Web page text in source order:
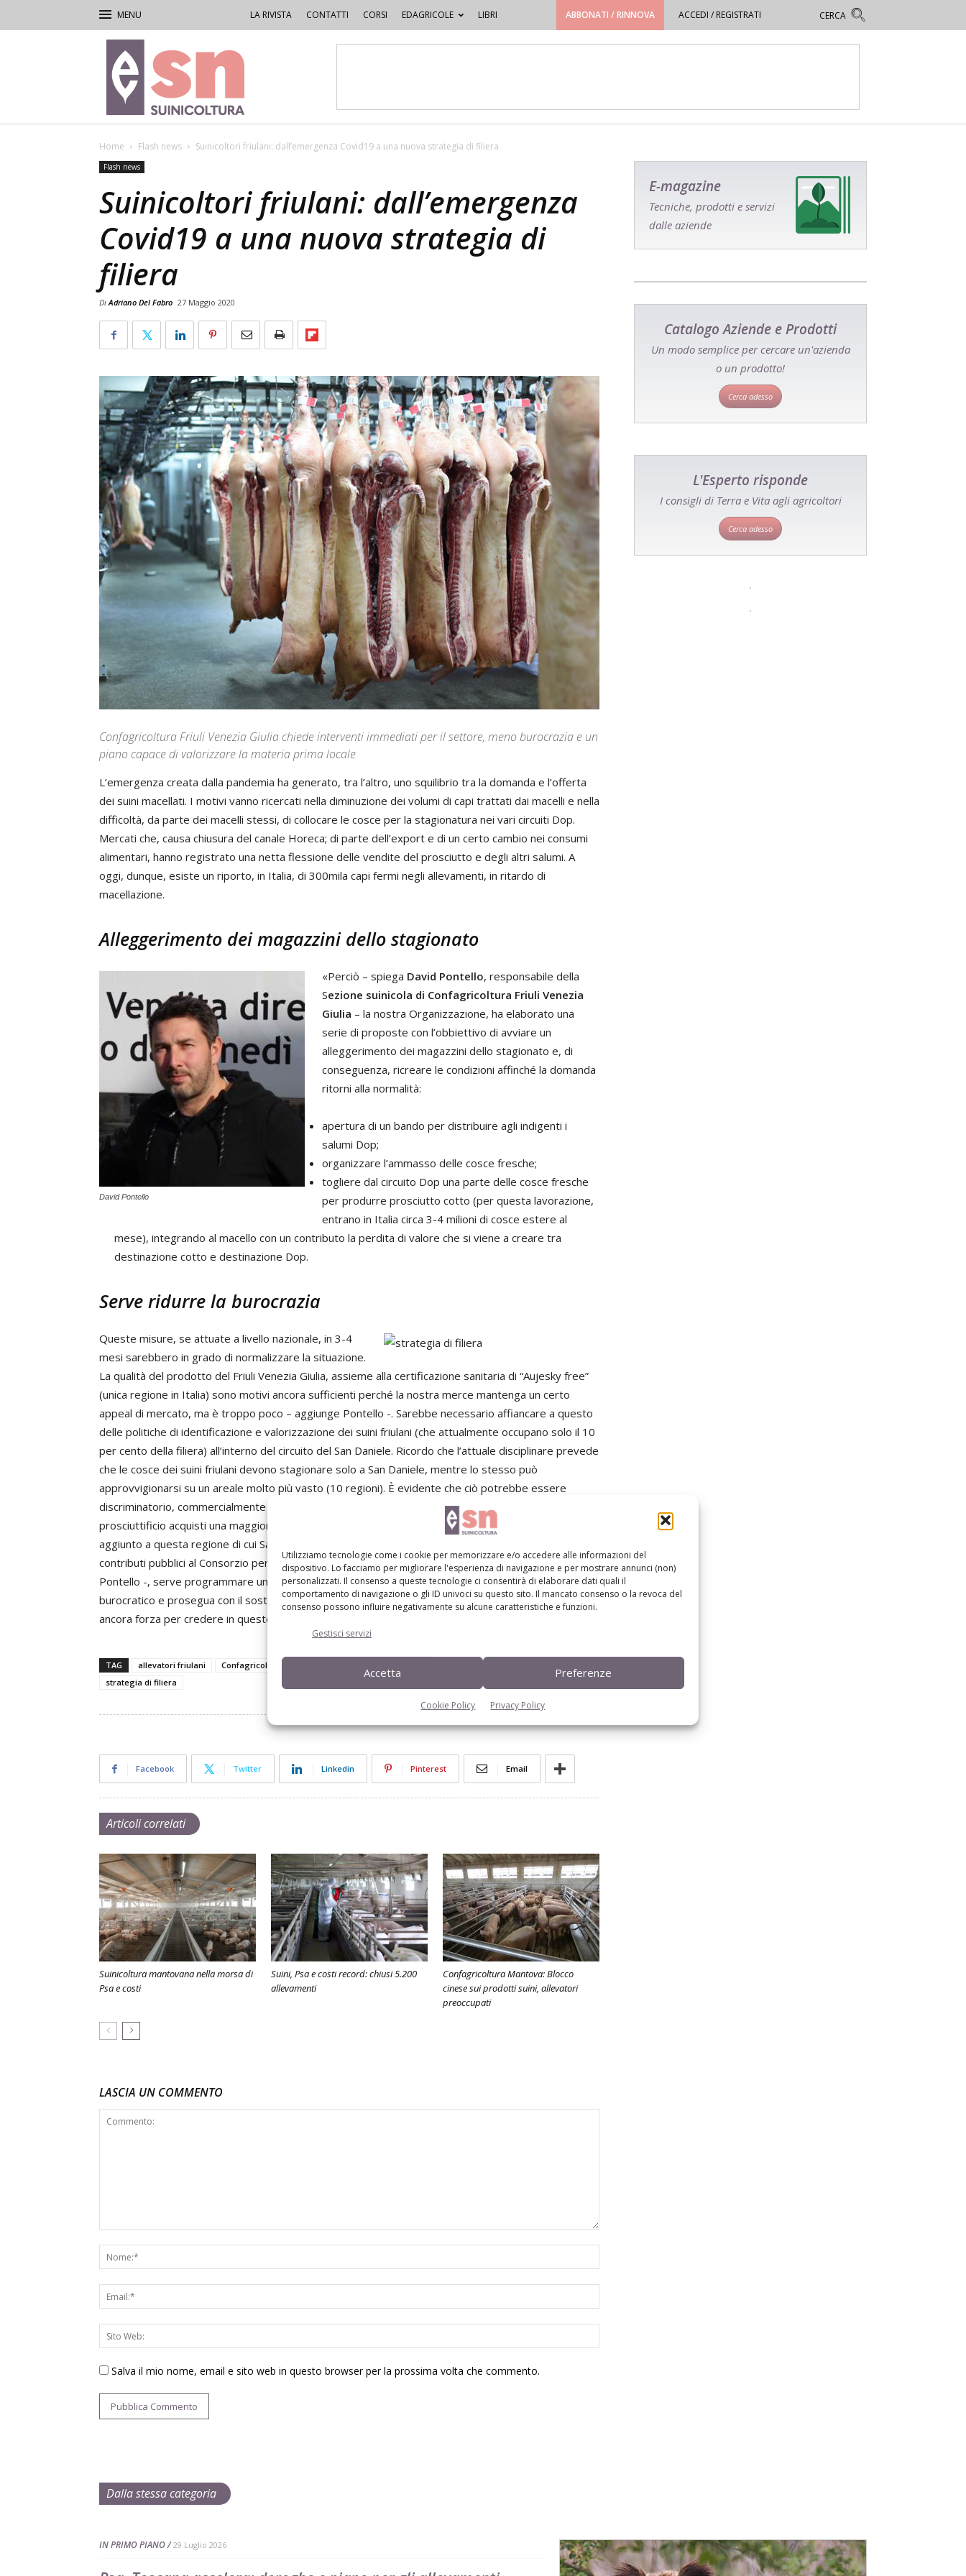
Utilizziamo tecnologie come i cookie per memorizzare e/o accedere alle informazioni del
dispositivo. Lo facciamo per migliorare l'esperienza di navigazione e per mostrare annunci (non)
personalizzati. Il consenso a queste tecnologie ci consentirà di elaborare dati quali il
comportamento di navigazione o gli ID univoci su questo sito. Il mancato consenso o la revoca del
consenso possono influire negativamente su alcune caratteristiche e funzioni.
Gestisci servizi
Accetta Preferenze
Cookie Policy Privacy Policy
LA RIVISTA CONTATTI CORSI EDAGRICOLE LIBRI ABBONATI / RINNOVA ACCEDI / REGISTRATI
Rivista
di
Suinicoltura
Home Flash news Suinicoltori friulani: dall’emergenza Covid19 a una nuova strategia di filiera
Flash news
Suinicoltori friulani: dall’emergenza
Covid19 a una nuova strategia di
filiera
DiAdriano Del Fabro 27 Maggio 2020
Confagricoltura Friuli Venezia Giulia chiede interventi immediati per il settore, meno burocrazia e un
piano capace di valorizzare la materia prima locale
L’emergenza creata dalla pandemia ha generato, tra l’altro, uno squilibrio tra la domanda e l’offerta
dei suini macellati. I motivi vanno ricercati nella diminuzione dei volumi di capi trattati dai macelli e nella
difficoltà, da parte dei macelli stessi, di collocare le cosce per la stagionatura nei vari circuiti Dop.
Mercati che, causa chiusura del canale Horeca; di parte dell’export e di un certo cambio nei consumi
alimentari, hanno registrato una netta flessione delle vendite del prosciutto e degli altri salumi. A
oggi, dunque, esiste un riporto, in Italia, di 300mila capi fermi negli allevamenti, in ritardo di
macellazione.
Alleggerimento dei magazzini dello stagionato
David Pontello
«Perciò – spiega David Pontello, responsabile della
Sezione suinicola di Confagricoltura Friuli Venezia
Giulia – la nostra Organizzazione, ha elaborato una
serie di proposte con l’obbiettivo di avviare un
alleggerimento dei magazzini dello stagionato e, di
conseguenza, ricreare le condizioni affinché la domanda
ritorni alla normalità:
apertura di un bando per distribuire agli indigenti i
salumi Dop;
organizzare l’ammasso delle cosce fresche;
togliere dal circuito Dop una parte delle cosce fresche
per produrre prosciutto cotto (per questa lavorazione,
entrano in Italia circa 3-4 milioni di cosce estere al
mese), integrando al macello con un contributo la perdita di valore che si viene a creare tra
destinazione cotto e destinazione Dop.
Serve ridurre la burocrazia
Queste misure, se attuate a livello nazionale, in 3-4
mesi sarebbero in grado di normalizzare la situazione.
La qualità del prodotto del Friuli Venezia Giulia, assieme alla certificazione sanitaria di “Aujesky free”
(unica regione in Italia) sono motivi ancora sufficienti perché la nostra merce mantenga un certo
appeal di mercato, ma è troppo poco – aggiunge Pontello -. Sarebbe necessario affiancare a questo
delle politiche di identificazione e valorizzazione dei suini friulani (che attualmente occupano solo il 10
per cento della filiera) all’interno del circuito del San Daniele. Ricordo che l’attuale disciplinare prevede
che le cosce dei suini friulani devono stagionare solo a San Daniele, mentre lo stesso può
approvvigionarsi su un areale molto più vasto (10 regioni). È evidente che ciò potrebbe essere
discriminatorio, commercialmente parlando. Per questo motivo auspico che, in futuro, ogni
prosciuttificio acquisti una maggiore quota di cosce friulane: sarebbe un premio, oltre che valore
aggiunto a questa regione di cui San Daniele fa parte e visto che, la Regione stessa, destina cospicui
contributi pubblici al Consorzio per la promozione del prosciutto Dop. Ma, soprattutto – conclude
Pontello -, serve programmare una strategia di rilancio che parta da un drastico snellimento
burocratico e prosegua con il sostegno agli investimenti legati alle innovazioni aziendali, di chi avrà
ancora forza per credere in questo settore».
TAG allevatori friulani Confagricoltura
strategia di filiera
Facebook Twitter Linkedin Pinterest Email
Articoli correlati
Suinicoltura mantovana nella morsa di
Psa e costi
Suini, Psa e costi record: chiusi 5.200
allevamenti
Confagricoltura Mantova: Blocco
cinese sui prodotti suini, allevatori
preoccupati
LASCIA UN COMMENTO
Salva il mio nome, email e sito web in questo browser per la prossima volta che commento.
E-magazine
Tecniche, prodotti e servizi
dalle aziende
Catalogo Aziende e Prodotti
Un modo semplice per cercare un'azienda
o un prodotto!
Cerca adesso
L'Esperto risponde
I consigli di Terra e Vita agli agricoltori
Cerca adesso
Dalla stessa categoria
IN PRIMO PIANO 29 Luglio 2026